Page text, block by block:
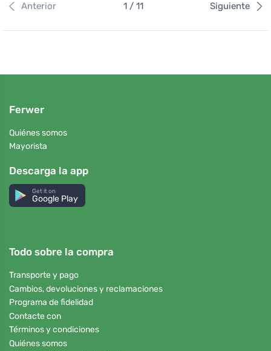
Anterior 1 / 11 Siguiente
Ferwer
Quiénes somos
Mayorista
Descarga la app
Get it on
Google Play
Todo sobre la compra
Transporte y pago
Cambios, devoluciones y reclamaciones
Programa de fidelidad
Contacte con
Términos y condiciones
Quiénes somos